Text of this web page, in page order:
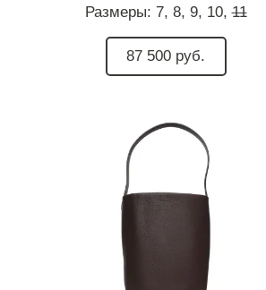
Размеры: 7, 8, 9, 10, 11
87 500 руб.